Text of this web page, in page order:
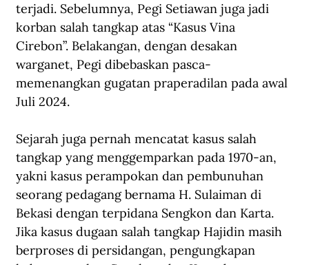
terjadi. Sebelumnya, Pegi Setiawan juga jadi
korban salah tangkap atas “Kasus Vina
Cirebon”. Belakangan, dengan desakan
warganet, Pegi dibebaskan pasca-
memenangkan gugatan praperadilan pada awal
Juli 2024.
Sejarah juga pernah mencatat kasus salah
tangkap yang menggemparkan pada 1970-an,
yakni kasus perampokan dan pembunuhan
seorang pedagang bernama H. Sulaiman di
Bekasi dengan terpidana Sengkon dan Karta.
Jika kasus dugaan salah tangkap Hajidin masih
berproses di persidangan, pengungkapan